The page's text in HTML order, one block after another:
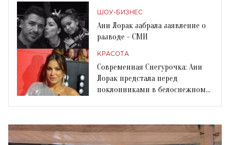
ШОУ-БИЗНЕС
Ани Лорак забрала заявление о
разводе - СМИ
КРАСОТА
Современная Снегурочка: Ани
Лорак предстала перед
поклонниками в белоснежном